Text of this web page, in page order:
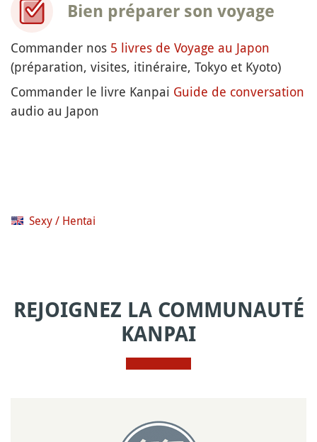
Bien préparer son voyage
Commander nos 5 livres de Voyage au Japon
(préparation, visites, itinéraire, Tokyo et Kyoto)
Commander le livre Kanpai Guide de conversation
audio au Japon
Sexy / Hentai
REJOIGNEZ LA COMMUNAUTÉ
KANPAI